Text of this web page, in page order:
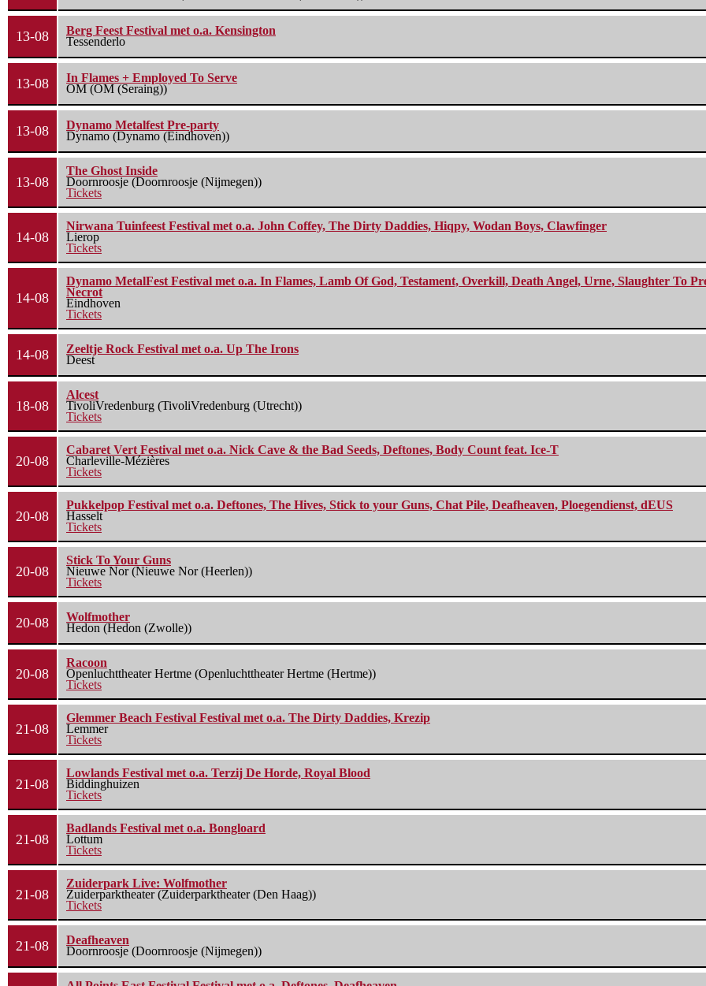
13-08
Berg Feest Festival met o.a. Kensington
Tessenderlo
13-08
In Flames + Employed To Serve
OM (OM (Seraing))
13-08
Dynamo Metalfest Pre-party
Dynamo (Dynamo (Eindhoven))
13-08
The Ghost Inside
Doornroosje (Doornroosje (Nijmegen))
Tickets
14-08
Nirwana Tuinfeest Festival met o.a. John Coffey, The Dirty Daddies, Hiqpy, Wodan Boys, Clawfinger
Lierop
Tickets
14-08
Dynamo MetalFest Festival met o.a. In Flames, Lamb Of God, Testament, Overkill, Death Angel, Urne, Slaughter To
Necrot
Eindhoven
Tickets
14-08
Zeeltje Rock Festival met o.a. Up The Irons
Deest
18-08
Alcest
TivoliVredenburg (TivoliVredenburg (Utrecht))
Tickets
20-08
Cabaret Vert Festival met o.a. Nick Cave & the Bad Seeds, Deftones, Body Count feat. Ice-T
Charleville-Mézières
Tickets
20-08
Pukkelpop Festival met o.a. Deftones, The Hives, Stick to your Guns, Chat Pile, Deafheaven, Ploegendienst, dEUS
Hasselt
Tickets
20-08
Stick To Your Guns
Nieuwe Nor (Nieuwe Nor (Heerlen))
Tickets
20-08
Wolfmother
Hedon (Hedon (Zwolle))
20-08
Racoon
Openluchttheater Hertme (Openluchttheater Hertme (Hertme))
Tickets
21-08
Glemmer Beach Festival Festival met o.a. The Dirty Daddies, Krezip
Lemmer
Tickets
21-08
Lowlands Festival met o.a. Terzij De Horde, Royal Blood
Biddinghuizen
Tickets
21-08
Badlands Festival met o.a. Bongloard
Lottum
Tickets
21-08
Zuiderpark Live: Wolfmother
Zuiderparktheater (Zuiderparktheater (Den Haag))
Tickets
21-08
Deafheaven
Doornroosje (Doornroosje (Nijmegen))